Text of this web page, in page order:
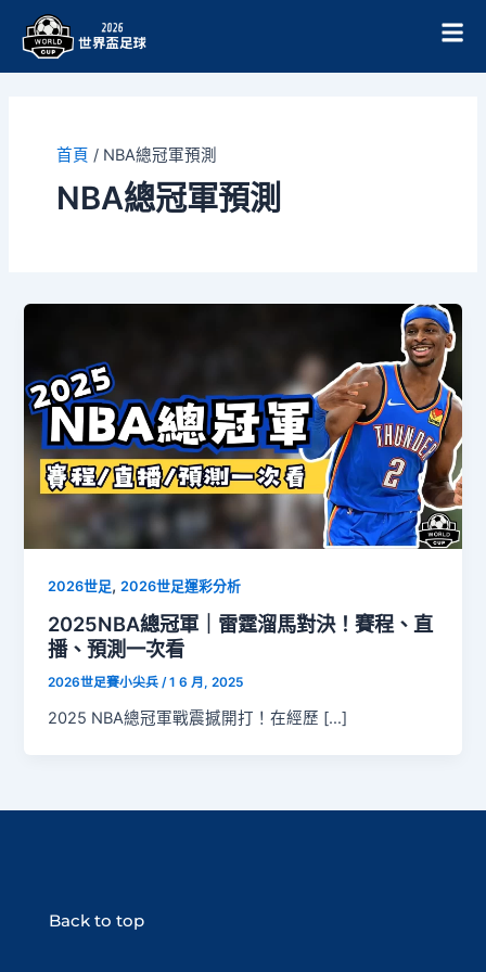
首頁 / NBA總冠軍預測
NBA總冠軍預測
2026世足,2026世足運彩分析
2025NBA總冠軍｜雷霆溜馬對決！賽程、直
播、預測一次看
2026世足賽小尖兵/1 6 月, 2025
2025 NBA總冠軍戰震撼開打！在經歷 […]
Back to top